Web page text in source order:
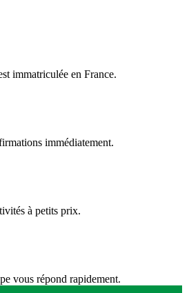
immatriculée en France.
immédiatement.
à petits prix.
vous répond rapidement.